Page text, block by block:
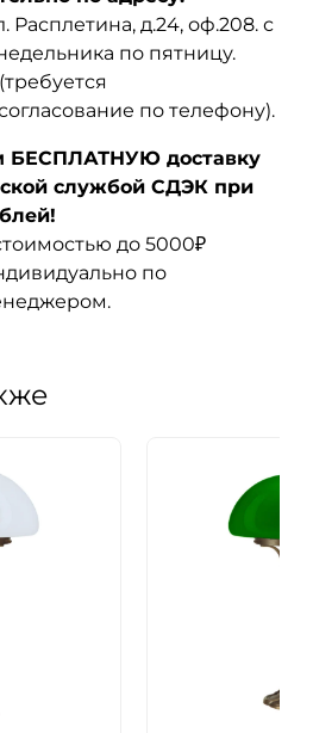
Расплетина, д.24, оф.208. с
по пятницу.
по телефону).
БЕСПЛАТНУЮ доставку
службой СДЭК при
до 5000₽
по